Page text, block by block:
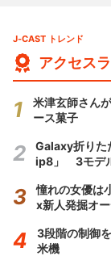
J-CAST トレンド
アクセス
米津玄師さん
ース菓子
Galaxy折りた
ip8」 3モデ
憧れの女優は
x新人発掘オ
3段階の制御
米機